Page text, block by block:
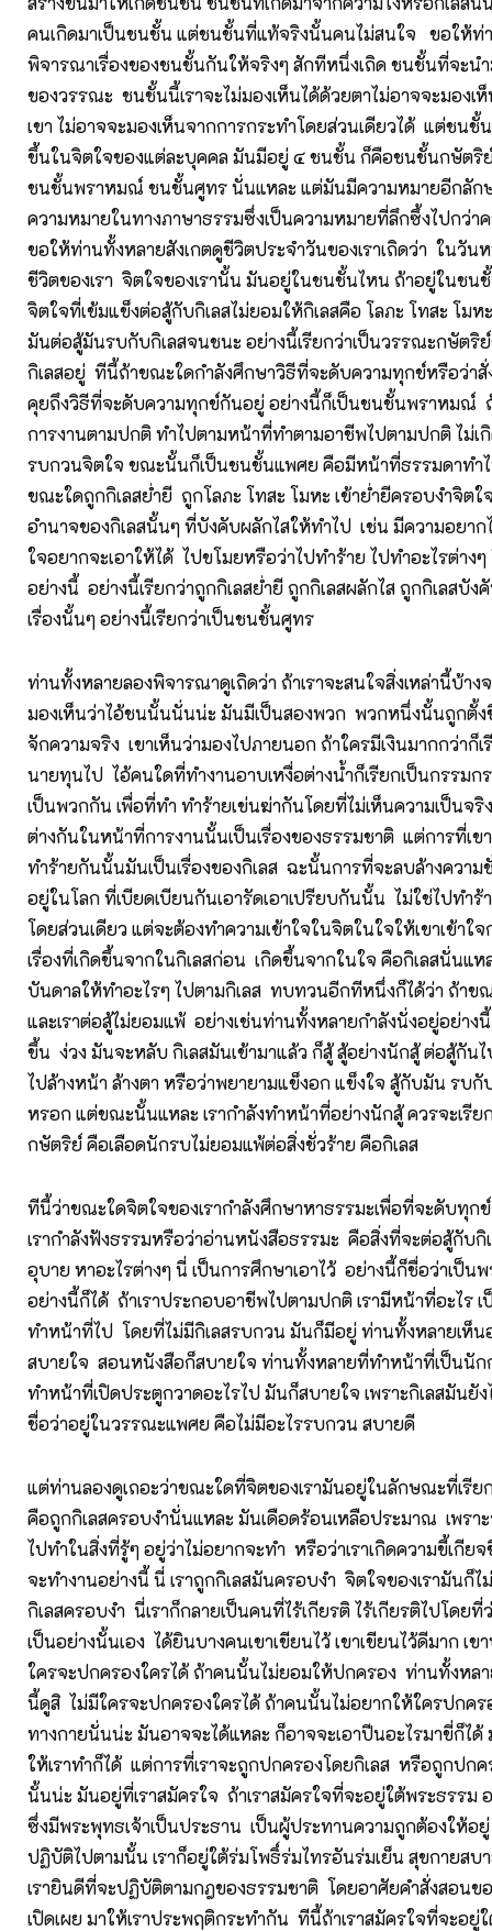
คนเกิดมาเป็นชนชั้น แต่ชนชั้นที่แท้จริงนั้นคนไม่สนใจ ขอให้ท่
พิจารณาเรื่องของชนชั้นกันให้จริงๆ สักทีหนึ่งเถิด ชนชั้นที่จะนำ
ของวรรณะ ชนชั้นนี้เราจะไม่มองเห็นได้ด้วยตาไม่อาจจะมองเ
เขา ไม่อาจจะมองเห็นจากการกระทำโดยส่วนเดียวได้ แต่ชน
ขึ้นในจิตใจของแต่ละบุคคล มันมีอยู่ ๔ ชนชั้น ก็คือชนชั้นกษัต
ชนชั้นพราหมณ์ ชนชั้นศูทร นั่นแหละ แต่มันมีความหมายอีกลัก
ความหมายในทางภาษาธรรมซึ่งเป็นความหมายที่ลึกซึ้งไปกว่
ขอให้ท่านทั้งหลายสังเกตดูชีวิตประจำวันของเราเถิดว่า ในวั
ชีวิตของเรา จิตใจของเรานั้น มันอยู่ในชนชั้นไหน ถ้าอยู่ในช
จิตใจที่เข้มแข็งต่อสู้กับกิเลสไม่ยอมให้กิเลสคือ โลภะ โทสะ โมห
มันต่อสู้มันรบกับกิเลสจนชนะ อย่างนี้เรียกว่าเป็นวรรณะกษัต
กิเลสอยู่ ทีนี้ถ้าขณะใดกำลังศึกษาวิธีที่จะดับความทุกข์หรือว่า
คุยถึงวิธีที่จะดับความทุกข์กันอยู่ อย่างนี้ก็เป็นชนชั้นพราหมณ์
การงานตามปกติ ทำไปตามหน้าที่ทำตามอาชีพไปตามปกติ ไม่เกิ
รบกวนจิตใจ ขณะนั้นก็เป็นชนชั้นแพศย คือมีหน้าที่ธรรมดาทำ
ขณะใดถูกกิเลสย่ำยี ถูกโลภะ โทสะ โมหะ เข้าย่ำยีครอบงำจิตใ
อำนาจของกิเลสนั้นๆ ที่บังคับผลักไสให้ทำไป เช่น มีความอยา
ใจอยากจะเอาให้ได้ ไปขโมยหรือว่าไปทำร้าย ไปทำอะไรต่าง
อย่างนี้ อย่างนี้เรียกว่าถูกกิเลสย่ำยี ถูกกิเลสผลักไส ถูกกิเลสบัง
เรื่องนั้นๆ อย่างนี้เรียกว่าเป็นชนชั้นศูทร
ท่านทั้งหลายลองพิจารณาดูเถิดว่า ถ้าเราจะสนใจสิ่งเหล่านี้บ้าง
มองเห็นว่าไอ้ชนนั้นนั่นน่ะ มันมีเป็นสองพวก พวกหนึ่งนั้นถูกตั้
จักความจริง เขาเห็นว่ามองไปภายนอก ถ้าใครมีเงินมากกว่าก็
นายทุนไป ไอ้คนใดที่ทำงานอาบเหงื่อต่างน้ำก็เรียกเป็นกรรมก
เป็นพวกกัน เพื่อที่ทำ ทำร้ายเข่นฆ่ากันโดยที่ไม่เห็นความเป็นจริ
ต่างกันในหน้าที่การงานนั้นเป็นเรื่องของธรรมชาติ แต่การที่เข
ทำร้ายกันนั้นมันเป็นเรื่องของกิเลส ฉะนั้นการที่จะลบล้างควา
อยู่ในโลก ที่เบียดเบียนกันเอารัดเอาเปรียบกันนั้น ไม่ใช่ไปทำ
โดยส่วนเดียว แต่จะต้องทำความเข้าใจในจิตในใจให้เขาเข้าใ
เรื่องที่เกิดขึ้นจากในกิเลสก่อน เกิดขึ้นจากในใจ คือกิเลสนั่นแห
บันดาลให้ทำอะไรๆ ไปตามกิเลส ทบทวนอีกทีหนึ่งก็ได้ว่า ถ้าข
และเราต่อสู้ไม่ยอมแพ้ อย่างเช่นท่านทั้งหลายกำลังนั่งอยู่อย่างนี้
ขึ้น ง่วง มันจะหลับ กิเลสมันเข้ามาแล้ว ก็สู้ สู้อย่างนักสู้ ต่อสู้กัน
ไปล้างหน้า ล้างตา หรือว่าพยายามแข็งอก แข็งใจ สู้กับมัน รบ
หรอก แต่ขณะนั้นแหละ เรากำลังทำหน้าที่อย่างนักสู้ ควรจะเรีย
กษัตริย์ คือเลือดนักรบไม่ยอมแพ้ต่อสิ่งชั่วร้าย คือกิเลส
ทีนี้ว่าขณะใดจิตใจของเรากำลังศึกษาหาธรรมะเพื่อที่จะดับทุก
เรากำลังฟังธรรมหรือว่าอ่านหนังสือธรรมะ คือสิ่งที่จะต่อสู้กับกิ
อุบาย หาอะไรต่างๆ นี่ เป็นการศึกษาเอาไว้ อย่างนี้ก็ชื่อว่าเป็น
อย่างนี้ก็ได้ ถ้าเราประกอบอาชีพไปตามปกติ เรามีหน้าที่อะไร เ
ทำหน้าที่ไป โดยที่ไม่มีกิเลสรบกวน มันก็มีอยู่ ท่านทั้งหลายเห็น
สบายใจ สอนหนังสือก็สบายใจ ท่านทั้งหลายที่ทำหน้าที่เป็นนัก
ทำหน้าที่เปิดประตูกวาดอะไรไป มันก็สบายใจ เพราะกิเลสมันยั
ชื่อว่าอยู่ในวรรณะแพศย คือไม่มีอะไรรบกวน สบายดี
แต่ท่านลองดูเถอะว่าขณะใดที่จิตของเรามันอยู่ในลักษณะที่เรี
คือถูกกิเลสครอบงำนั่นแหละ มันเดือดร้อนเหลือประมาณ เพรา
ไปทำในสิ่งที่รู้ๆ อยู่ว่าไม่อยากจะทำ หรือว่าเราเกิดความขี้เกีย
จะทำงานอย่างนี้ นี่ เราถูกกิเลสมันครอบงำ จิตใจของเรามันก็ไ
กิเลสครอบงำ นี่เราก็กลายเป็นคนที่ไร้เกียรติ ไร้เกียรติไปโดยที่
เป็นอย่างนั้นเอง ได้ยินบางคนเขาเขียนไว้ เขาเขียนไว้ดีมาก เข
ใครจะปกครองใครได้ ถ้าคนนั้นไม่ยอมให้ปกครอง ท่านทั้งหล
นี้ดูสิ ไม่มีใครจะปกครองใครได้ ถ้าคนนั้นไม่อยากให้ใครปกค
ทางกายนั่นน่ะ มันอาจจะได้แหละ ก็อาจจะเอาปีนอะไรมาขี่ก็ได้
ให้เราทำก็ได้ แต่การที่เราจะถูกปกครองโดยกิเลส หรือถูกปก
นั้นน่ะ มันอยู่ที่เราสมัครใจ ถ้าเราสมัครใจที่จะอยู่ใต้พระธรรม
ซึ่งมีพระพุทธเจ้าเป็นประธาน เป็นผู้ประทานความถูกต้องให้อยู่
ปฏิบัติไปตามนั้น เราก็อยู่ใต้ร่มโพธิ์ร่มไทรอันร่มเย็น สุขกายสบ
เรายินดีที่จะปฏิบัติตามกฎของธรรมชาติ โดยอาศัยคำสั่งสอนข
เปิดเผย มาให้เราประพฤติกระทำกัน ทีนี้ถ้าเราสมัครใจที่จะอยู่